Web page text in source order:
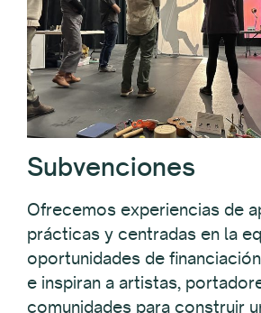
Subvenciones
Ofrecemos experiencias de
prácticas y centradas en la
oportunidades de
e inspiran a artistas,
comunidades para construir